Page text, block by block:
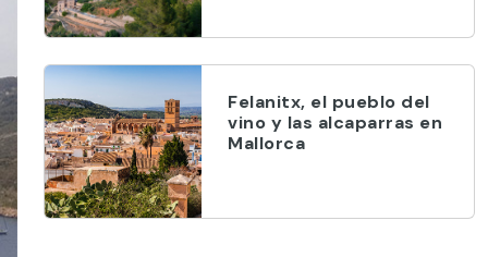
Felanitx, el pueblo del
vino y las alcaparras en
Mallorca